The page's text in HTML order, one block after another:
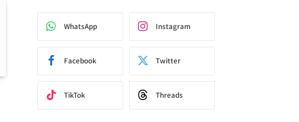
WhatsApp Instagram
Facebook Twitter
TikTok Threads